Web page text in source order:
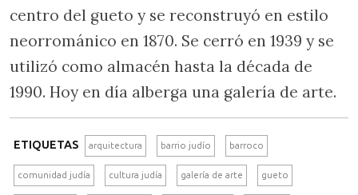
centro del gueto y se reconstruyó en estilo
neorrománico en 1870. Se cerró en 1939 y se
utilizó como almacén hasta la década de
1990. Hoy en día alberga una galería de arte.
ETIQUETAS arquitectura barrio judío barroco
comunidad judía cultura judía galería de arte gueto